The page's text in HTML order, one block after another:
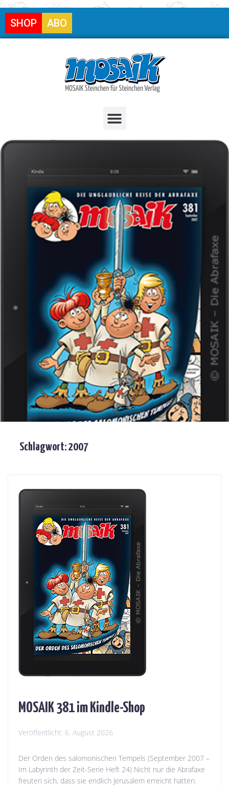
SHOP ABO
Schlagwort:2007
MOSAIK 381 im Kindle-Shop
Veröffentlicht: 6. August 2026
Der Orden des salomonischen Tempels (September 2007 –
Im Labyrinth der Zeit-Serie Heft 24) Nicht nur die Abrafaxe
freuten sich, dass sie endlich Jerusalem erreicht hatten.